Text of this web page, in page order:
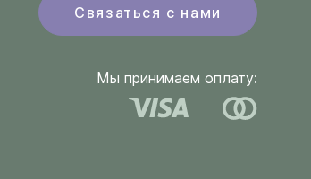
Связаться с нами
Мы принимаем оплату: